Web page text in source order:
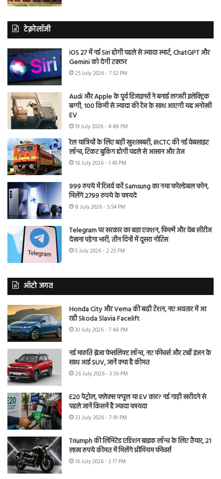
टेक्नोलॉजी
iOS 27 में नई Siri होगी पहले से ज्यादा स्मार्ट, ChatGPT और
Gemini को देगी टक्कर
25 July 2026 - 7:52 PM
Audi और Apple के पूर्व डिजाइनरों ने बनाई लग्जरी इलेक्ट्रिक
बग्गी, 100 किमी से ज्यादा की रेंज के साथ आएगी यह अनोखी
EV
19 July 2026 - 4:48 PM
रेल यात्रियों के लिए बड़ी खुशखबरी, IRCTC की नई वेबसाइट
लॉन्च, टिकट बुकिंग होगी पहले से आसान और तेज
16 July 2026 - 1:45 PM
999 रुपये में रिजर्व करें Samsung का नया फोल्डेबल फोन,
मिलेंगे 2799 रुपये के फायदे
8 July 2026 - 5:54 PM
Telegram पर सरकार का बड़ा एक्शन, फिल्में और वेब सीरीज
देखना पड़ेगा भारी, तीन दिनों में दूसरा नोटिस
5 July 2026 - 2:25 PM
ऑटो जगत
Honda City और Verna की बढ़ी टेंशन, नए अवतार में आ
रही Skoda Slavia Facelift
30 July 2026 - 7:48 PM
नई मारुति ब्रेजा फेसलिफ्ट लॉन्च, नए फीचर्स और टर्बो इंजन के
साथ आई SUV, जानें क्या है कीमत
26 July 2026 - 3:56 PM
E20 पेट्रोल, फ्लेक्स फ्यूल या EV कार? नई गाड़ी खरीदने से
पहले जानें किसमें है ज्यादा फायदा
23 July 2026 - 7:41 PM
Triumph की लिमिटेड एडिशन बाइक लॉन्च के लिए तैयार, 21
लाख रुपये कीमत में मिलेंगे प्रीमियम फीचर्स
16 July 2026 - 3:17 PM